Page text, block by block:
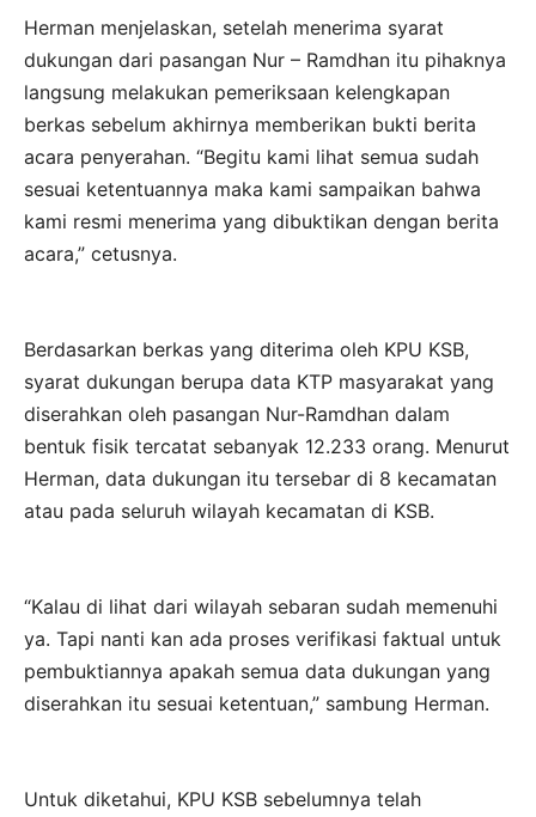
Herman menjelaskan, setelah menerima syarat
dukungan dari pasangan Nur – Ramdhan itu pihaknya
langsung melakukan pemeriksaan kelengkapan
berkas sebelum akhirnya memberikan bukti berita
acara penyerahan. “Begitu kami lihat semua sudah
sesuai ketentuannya maka kami sampaikan bahwa
kami resmi menerima yang dibuktikan dengan berita
acara,” cetusnya.
Berdasarkan berkas yang diterima oleh KPU KSB,
syarat dukungan berupa data KTP masyarakat yang
diserahkan oleh pasangan Nur-Ramdhan dalam
bentuk fisik tercatat sebanyak 12.233 orang. Menurut
Herman, data dukungan itu tersebar di 8 kecamatan
atau pada seluruh wilayah kecamatan di KSB.
“Kalau di lihat dari wilayah sebaran sudah memenuhi
ya. Tapi nanti kan ada proses verifikasi faktual untuk
pembuktiannya apakah semua data dukungan yang
diserahkan itu sesuai ketentuan,” sambung Herman.
Untuk diketahui, KPU KSB sebelumnya telah